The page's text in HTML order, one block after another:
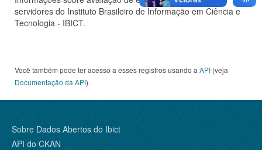
servidores do Instituto Brasileiro de Informação em Ciência e
Tecnologia - IBICT.
Você também pode ter acesso a esses registros usando a API (veja
Documentação da API).
Sobre Dados Abertos do Ibict
API do CKAN